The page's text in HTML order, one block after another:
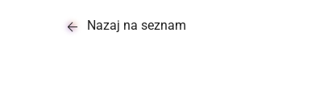
Nazaj na seznam